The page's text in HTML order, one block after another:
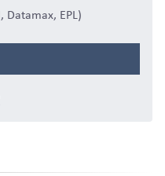
Datamax, EPL)